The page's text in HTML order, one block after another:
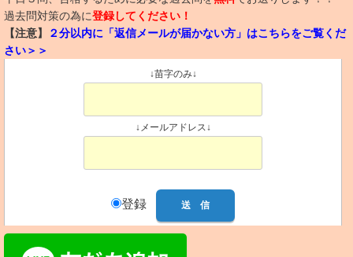
過去問対策の為に登録してください！
【注意】
２分以内に「返信メールが届かない方」はこちらをご覧くだ
さい＞＞
↓苗字のみ↓
↓メールアドレス↓
登録